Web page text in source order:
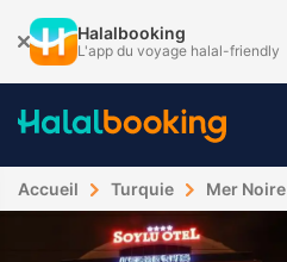
Halalbooking
L'app du voyage halal-friendly
Accueil Turquie Mer Noire